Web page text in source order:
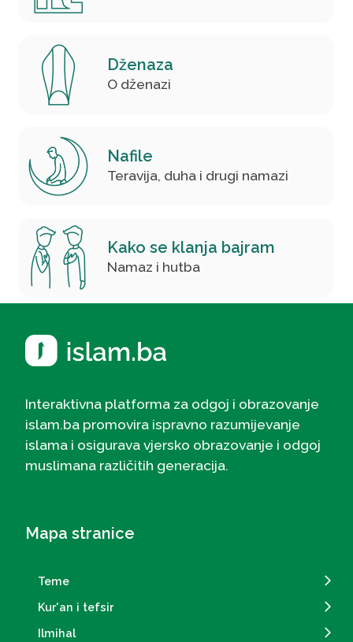
Dženaza
O dženazi
Nafile
Teravija, duha i drugi namazi
Kako se klanja bajram
Namaz i hutba
Interaktivna platforma za odgoj i obrazovanje
islam.ba promovira ispravno razumijevanje
islama i osigurava vjersko obrazovanje i odgoj
muslimana različitih generacija.
Mapa stranice
Teme
Kur'an i tefsir
Ilmihal